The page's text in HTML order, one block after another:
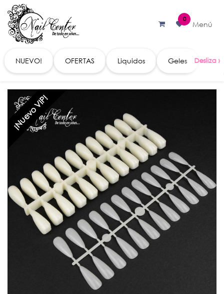
Ir al contenido
0
Menú
NUEVO! OFERTAS Liquidos Geles
¡Nuevo VIP!